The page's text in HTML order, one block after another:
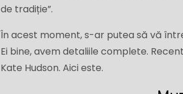
de tradiție”.
În acest moment, s-ar putea să vă
Ei bine, avem detaliile complete.
Kate Hudson. Aici este.